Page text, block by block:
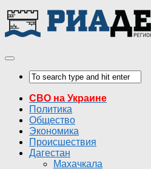
СВО на Украине
Политика
Общество
Экономика
Происшествия
Дагестан
Махачкала